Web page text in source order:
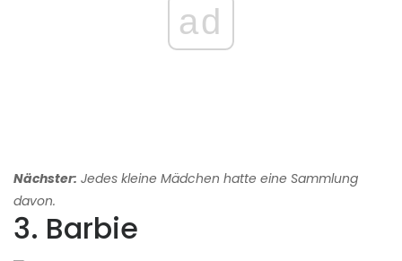
ad
Nächster: Jedes kleine Mädchen hatte eine Sammlung
davon.
3. Barbie